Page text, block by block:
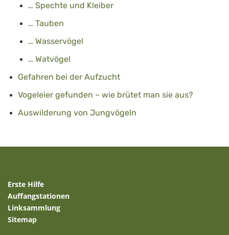
… Spechte und Kleiber
… Tauben
… Wasservögel
… Watvögel
Gefahren bei der Aufzucht
Vogeleier gefunden – wie brütet man sie aus?
Auswilderung von Jungvögeln
Erste Hilfe
Auffangstationen
Linksammlung
Sitemap